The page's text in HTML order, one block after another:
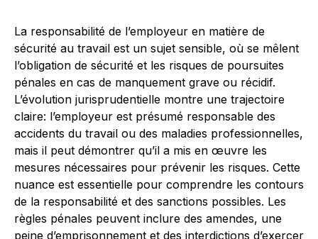
La responsabilité de l’employeur en matière de
sécurité au travail est un sujet sensible, où se mêlent
l’obligation de sécurité et les risques de poursuites
pénales en cas de manquement grave ou récidif.
L’évolution jurisprudentielle montre une trajectoire
claire: l’employeur est présumé responsable des
accidents du travail ou des maladies professionnelles,
mais il peut démontrer qu’il a mis en œuvre les
mesures nécessaires pour prévenir les risques. Cette
nuance est essentielle pour comprendre les contours
de la responsabilité et des sanctions possibles. Les
règles pénales peuvent inclure des amendes, une
peine d’emprisonnement et des interdictions d’exercer